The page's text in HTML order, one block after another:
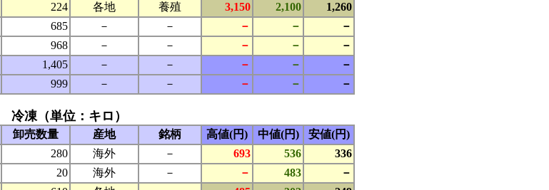
224 各地 養殖 3,150 2,100
1,260
685 － － － －
－
968 － － － － －
1,405 － － － －
－
999 － － － － －
冷凍（単位：キロ）
卸売数量 産地 銘柄 高値(円) 中値(円) 安値(円)
280 海外 － 693 536
336
20 海外 － － 483 －